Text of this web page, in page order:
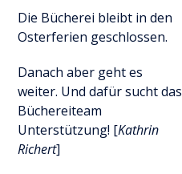
Die Bücherei bleibt in den
Osterferien geschlossen.
Danach aber geht es
weiter. Und dafür sucht das
Büchereiteam
Unterstützung! [Kathrin
Richert]